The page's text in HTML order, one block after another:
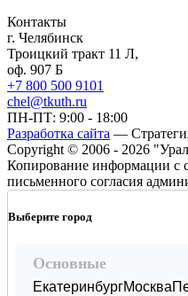
Контакты
г. Челябинск
Троицкий тракт 11 Л,
оф. 907 Б
+7 800 500 9101
chel@tkuth.ru
ПН-ПТ: 9:00 - 18:00
Разработка сайта —
Copyright © 2006 - 2026
Копирование информации с
письменного согласия
Выберите город
Основные
ЕкатеринбургМосква